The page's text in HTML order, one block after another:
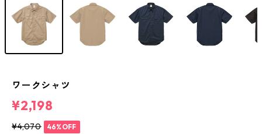
ワークシャツ
¥2,198
¥4,070 46%OFF